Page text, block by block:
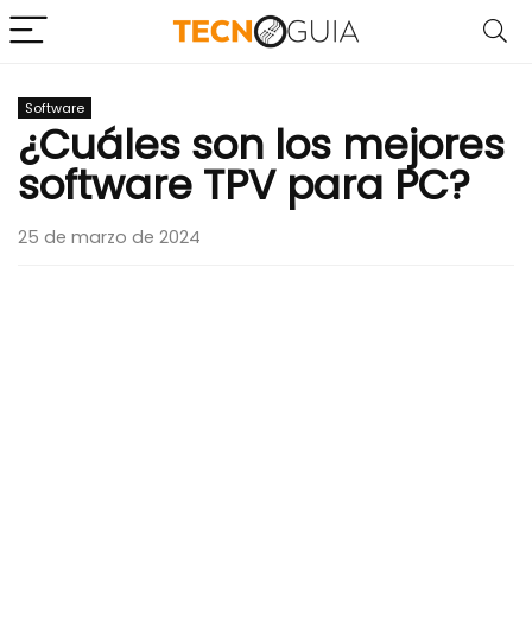
Software
¿Cuáles son los mejores
software TPV para PC?
25 de marzo de 2024